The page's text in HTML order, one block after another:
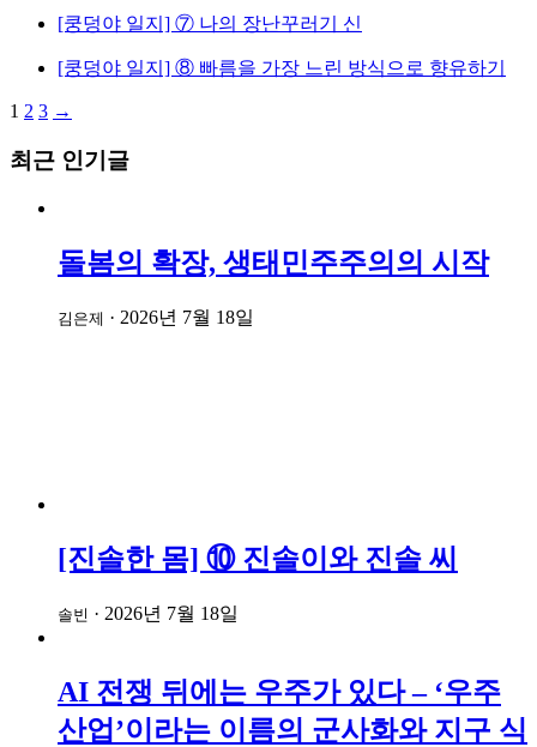
[쿵덩야 일지] ⑦ 나의 장난꾸러기 신
[쿵덩야 일지] ⑧ 빠름을 가장 느린 방식으로 향유하기
글
내
Page
1 Page
2 Page
3 Next
→
최근 인기글
돌봄의 확장, 생태민주주의의 시작
김은제 · 2026년 7월 18일
[진솔한 몸] ⑩ 진솔이와 진솔 씨
솔빈 · 2026년 7월 18일
AI 전쟁 뒤에는 우주가 있다 – ‘우주
산업’이라는 이름의 군사화와 지구 식